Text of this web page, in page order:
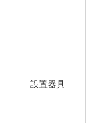
設置器具